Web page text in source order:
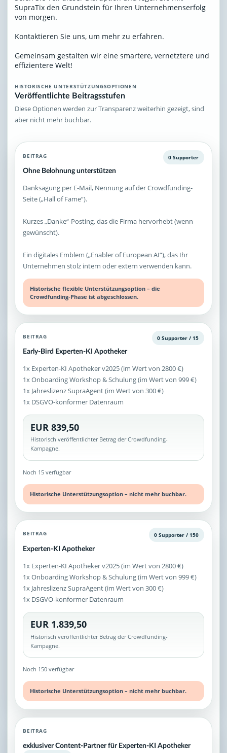
SupraTix den Grundstein für Ihren Unternehmenserfolg
von morgen.
Kontaktieren Sie uns, um mehr zu erfahren.
Gemeinsam gestalten wir eine smartere, vernetztere und
effizientere Welt!
HISTORISCHE UNTERSTÜTZUNGSOPTIONEN
Veröffentlichte Beitragsstufen
Diese Optionen werden zur Transparenz weiterhin gezeigt, sind
aber nicht mehr buchbar.
BEITRAG
Ohne Belohnung unterstützen
0 Supporter
Danksagung per E-Mail, Nennung auf der Crowdfunding-
Seite („Hall of Fame“).
Kurzes „Danke“-Posting, das die Firma hervorhebt (wenn
gewünscht).
Ein digitales Emblem („Enabler of European AI“), das Ihr
Unternehmen stolz intern oder extern verwenden kann.
Historische flexible Unterstützungsoption – die
Crowdfunding-Phase ist abgeschlossen.
BEITRAG
Early-Bird Experten-KI Apotheker
0 Supporter / 15
1x Experten-KI Apotheker v2025 (im Wert von 2800 €)
1x Onboarding Workshop & Schulung (im Wert von 999 €)
1x Jahreslizenz SupraAgent (im Wert von 300 €)
1x DSGVO-konformer Datenraum
EUR 839,50
Historisch veröffentlichter Betrag der Crowdfunding-
Kampagne.
Noch 15 verfügbar
Historische Unterstützungsoption – nicht mehr buchbar.
BEITRAG
Experten-KI Apotheker
0 Supporter / 150
1x Experten-KI Apotheker v2025 (im Wert von 2800 €)
1x Onboarding Workshop & Schulung (im Wert von 999 €)
1x Jahreslizenz SupraAgent (im Wert von 300 €)
1x DSGVO-konformer Datenraum
EUR 1.839,50
Historisch veröffentlichter Betrag der Crowdfunding-
Kampagne.
Noch 150 verfügbar
Historische Unterstützungsoption – nicht mehr buchbar.
BEITRAG
exklusiver Content-Partner für Experten-KI Apotheker